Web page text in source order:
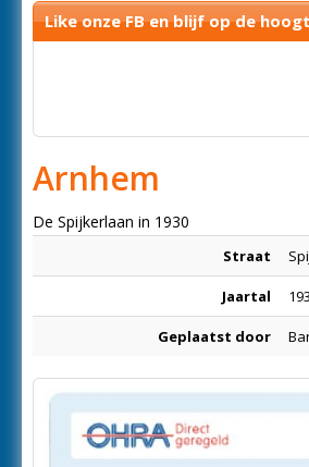
Like onze FB en blijf op de
Arnhem
De Spijkerlaan in 1930
Straat
Jaartal
Geplaatst door